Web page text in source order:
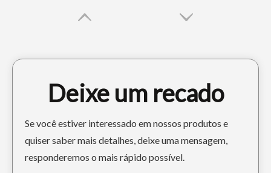
Adaptador de dente de caçamba para escavadeira Komatsu Heavy Duty PC60
Deixe um recado
Se você estiver interessado em nossos produtos e
quiser saber mais detalhes, deixe uma mensagem,
responderemos o mais rápido possível.